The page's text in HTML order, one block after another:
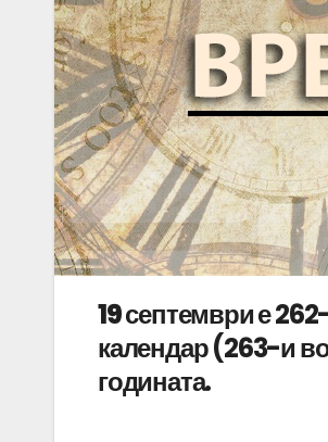
19 септемврие
календар (263-и
годината.